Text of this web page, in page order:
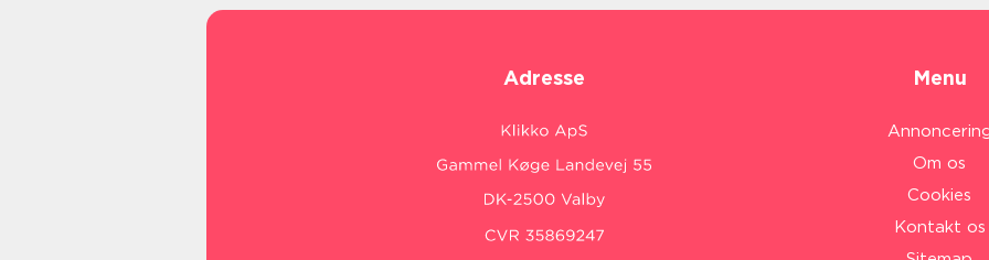
Adresse Menu
Om os
Cookies
Kontakt os